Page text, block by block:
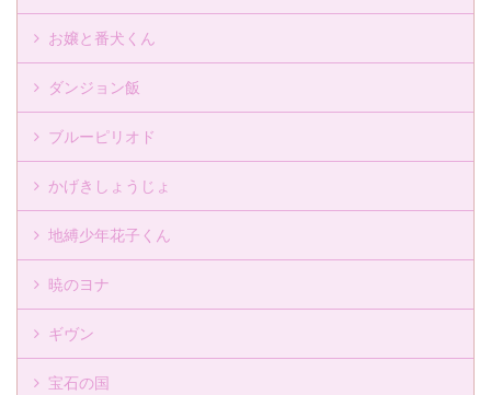
お嬢と番犬くん
ダンジョン飯
ブルーピリオド
かげきしょうじょ
地縛少年花子くん
暁のヨナ
ギヴン
宝石の国